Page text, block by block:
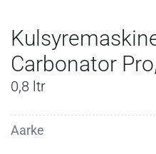
Carbonator
0,8 ltr
Aarke